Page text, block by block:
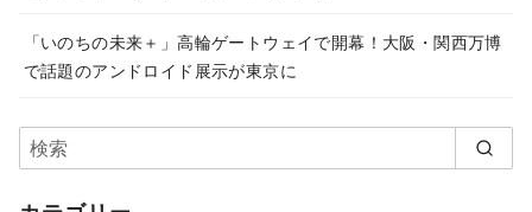
「いのちの未来＋」高輪ゲートウェイで開幕！大阪・関西万博
で話題のアンドロイド展示が東京に